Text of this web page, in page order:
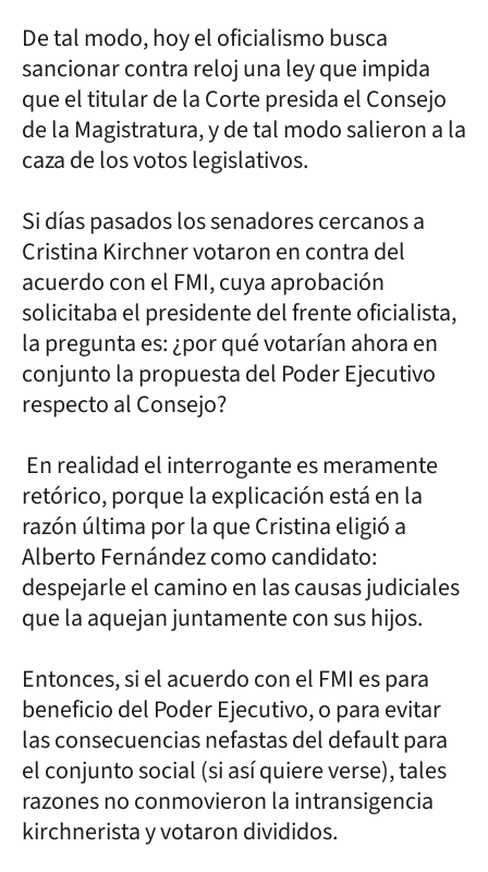
De tal modo, hoy el oficialismo busca
sancionar contra reloj una ley que impida
que el titular de la Corte presida el Consejo
de la Magistratura, y de tal modo salieron a la
caza de los votos legislativos.
Si días pasados los senadores cercanos a
Cristina Kirchner votaron en contra del
acuerdo con el FMI, cuya aprobación
solicitaba el presidente del frente oficialista,
la pregunta es: ¿por qué votarían ahora en
conjunto la propuesta del Poder Ejecutivo
respecto al Consejo?
En realidad el interrogante es meramente
retórico, porque la explicación está en la
razón última por la que Cristina eligió a
Alberto Fernández como candidato:
despejarle el camino en las causas judiciales
que la aquejan juntamente con sus hijos.
Entonces, si el acuerdo con el FMI es para
beneficio del Poder Ejecutivo, o para evitar
las consecuencias nefastas del default para
el conjunto social (si así quiere verse), tales
razones no conmovieron la intransigencia
kirchnerista y votaron divididos.